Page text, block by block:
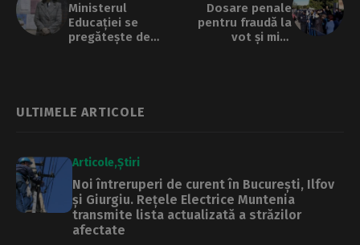
Ministerul
Educației se
pregătește de
toate sectoarele
Dosare penale
pentru fraudă la
vot și mită
ULTIMELE ARTICOLE
Articole Știri
Noi întreruperi de curent în București, Ilfov
și Giurgiu. Rețele Electrice Muntenia
transmite lista actualizată a străzilor
afectate